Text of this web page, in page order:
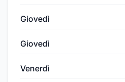
Giovedì
Giovedì
Venerdì